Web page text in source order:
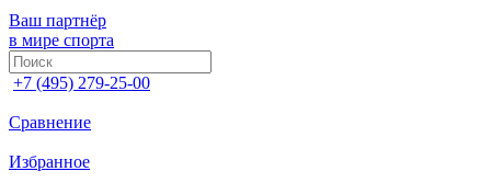
Ваш партнёр
в мире спорта
+7 (495) 279-25-00
Сравнение
Избранное